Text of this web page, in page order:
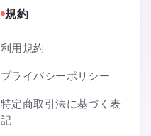
規約
利用規約
プライバシーポリシー
特定商取引法に基づく表
記